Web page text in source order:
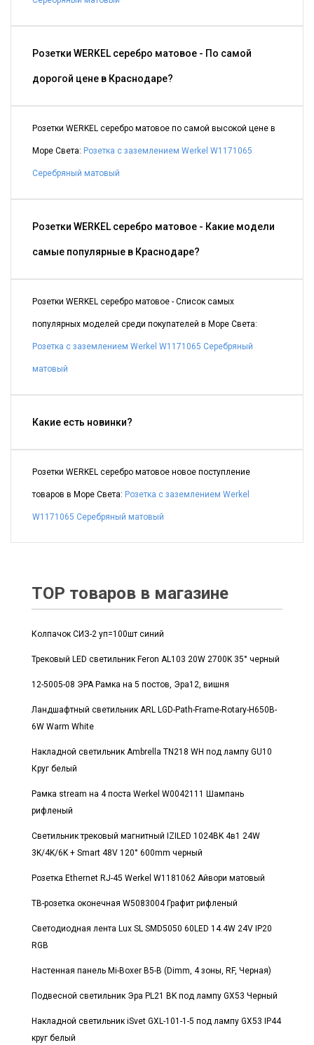
Розетки WERKEL серебро матовое - По самой
дорогой цене в Краснодаре?
Розетки WERKEL серебро матовое по самой высокой цене в
Море Света: Розетка с заземлением Werkel W1171065
Серебряный матовый
Розетки WERKEL серебро матовое - Какие модели
самые популярные в Краснодаре?
Розетки WERKEL серебро матовое - Список самых
популярных моделей среди покупателей в Море Света:
Розетка с заземлением Werkel W1171065 Серебряный
матовый
Какие есть новинки?
Розетки WERKEL серебро матовое новое поступление
товаров в Море Света: Розетка с заземлением Werkel
W1171065 Серебряный матовый
TOP товаров в магазине
Колпачок СИЗ-2 уп=100шт синий
Трековый LED светильник Feron AL103 20W 2700K 35° черный
12-5005-08 ЭРА Рамка на 5 постов, Эра12, вишня
Ландшафтный светильник ARL LGD-Path-Frame-Rotary-H650B-
6W Warm White
Накладной светильник Ambrella TN218 WH под лампу GU10
Круг белый
Рамка stream на 4 поста Werkel W0042111 Шампань
рифленый
Светильник трековый магнитный IZILED 1024BK 4в1 24W
3K/4K/6K + Smart 48V 120° 600mm черный
Розетка Ethernet RJ-45 Werkel W1181062 Айвори матовый
ТВ-розетка оконечная W5083004 Графит рифленый
Светодиодная лента Lux SL SMD5050 60LED 14.4W 24V IP20
RGB
Настенная панель Mi-Boxer B5-B (Dimm, 4 зоны, RF, Черная)
Подвесной светильник Эра PL21 BK под лампу GX53 Черный
Накладной светильник iSvet GXL-101-1-5 под лампу GX53 IP44
круг белый